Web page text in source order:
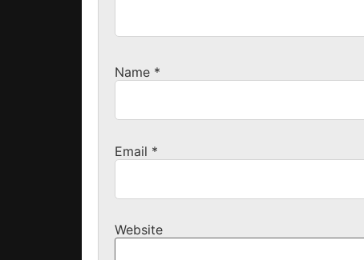
Name *
Email *
Website